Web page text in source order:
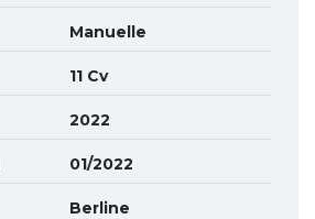
Manuelle
11 Cv
2022
01/2022
Berline